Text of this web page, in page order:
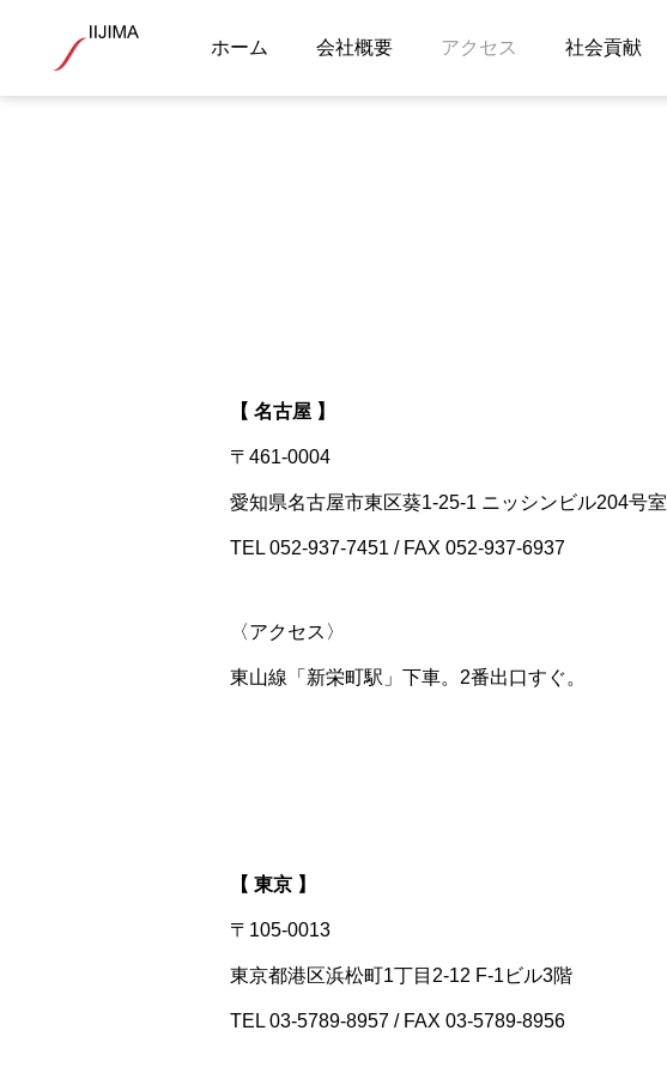
ホーム 会社概要 アクセス 社会貢献
【 名古屋 】
〒461-0004
愛知県名古屋市東区葵1-25-1 ニッシンビル204号室
TEL 052-937-7451 / FAX 052-937-6937
〈アクセス〉
東山線「新栄町駅」下車。2番出口すぐ。
【 東京 】
〒105-0013
東京都港区浜松町1丁目2-12 F-1ビル3階
TEL 03-5789-8957 / FAX 03-5789-8956